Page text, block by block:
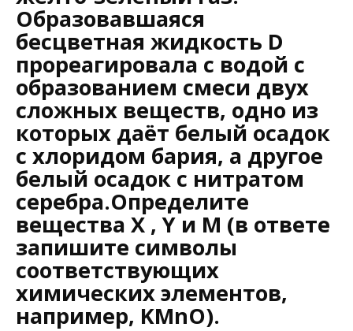
Образовавшаяся
бесцветная жидкость D
прореагировала с водой с
образованием смеси двух
сложных веществ, одно из
которых даёт белый осадок
с хлоридом бария, а другое
белый осадок с нитратом
серебра.Определите
вещества X , Y и M (в ответе
запишите символы
соответствующих
химических элементов,
например, KMnO).